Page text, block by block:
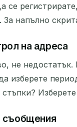
се
напълно
на адреса
не
изберете
съобщения